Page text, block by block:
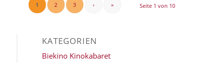
Seite 1 von 10
1 2 3 › »
KATEGORIEN
Biekino Kinokabaret